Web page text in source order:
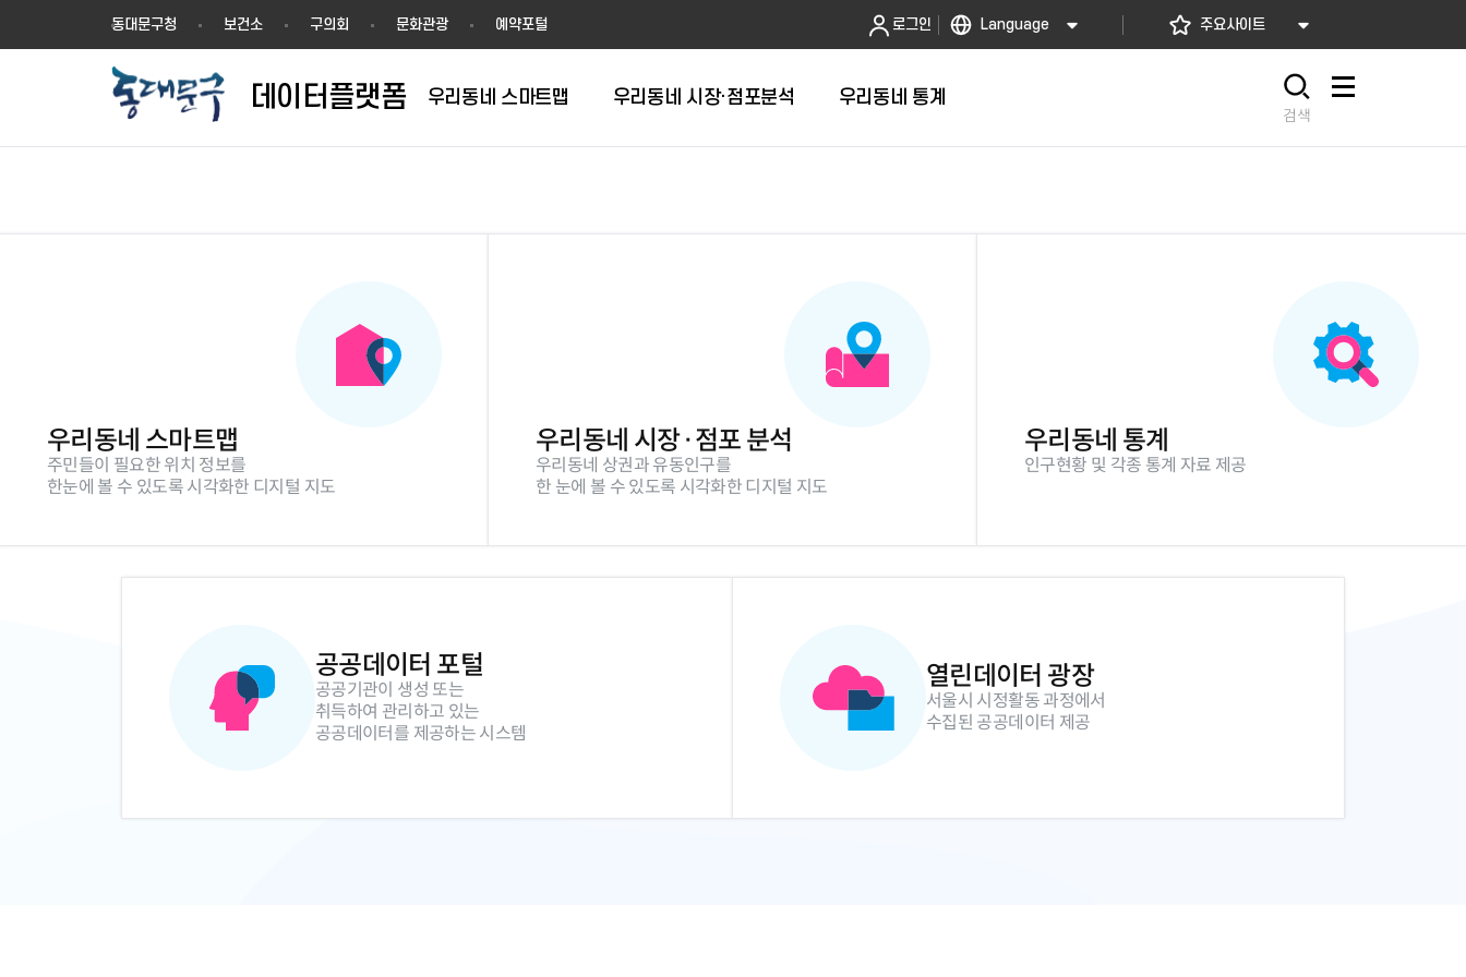
폼
동대문구청 보건소 구의회 문화관광 예약포털 로그인 Language 주요사이트
데이터플랫폼 우리동네 스마트맵 우리동네 시장·점포분석 우리동네 통계
인구통계자료
통계지도
빅데이터
검색
사이트맵
우리동네 스마트맵
주민들이 필요한 위치 정보를
한눈에 볼 수 있도록 시각화한 디지털 지도
우리동네 시장·점포 분석
우리동네 상권과 유동인구를
한 눈에 볼 수 있도록 시각화한 디지털 지도
우리동네 통계
인구현황 및 각종 통계 자료 제공
공공데이터 포털
공공기관이 생성 또는
취득하여 관리하고 있는
공공데이터를 제공하는 시스템
열린데이터 광장
서울시 시정활동 과정에서
수집된 공공데이터 제공